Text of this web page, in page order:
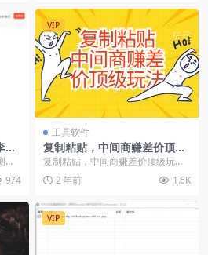
跳
微
974
VIP
工具软件
复制粘贴，中间商赚差价顶级
玩法，零成本，硬通货
复制粘贴，中间商赚差价顶级玩
法，零成本，硬通货
2 年前 1.6K
VIP